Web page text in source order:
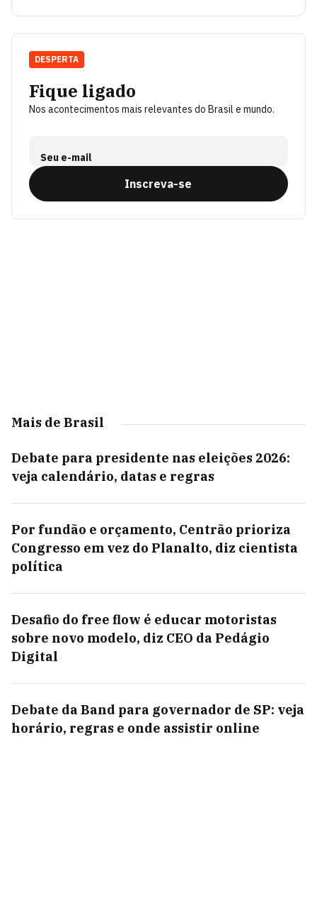
Fique ligado
Nos acontecimentos mais relevantes do Brasil e mundo.
Seu e-mail
Inscreva-se
DESPERTA
Mais de Brasil
Debate para presidente nas eleições 2026:
veja calendário, datas e regras
Por fundão e orçamento, Centrão prioriza
Congresso em vez do Planalto, diz cientista
política
Desafio do free flow é educar motoristas
sobre novo modelo, diz CEO da Pedágio
Digital
Debate da Band para governador de SP: veja
horário, regras e onde assistir online